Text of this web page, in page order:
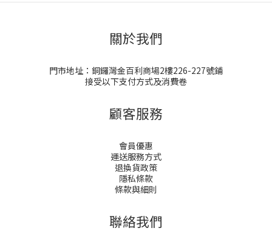
關於我們
門市地址：銅鑼灣金百利商場2樓226-227號鋪
接受以下支付方式及消費卷
顧客服務
會員優惠
運送服務方式
退換貨政策
隱私條款
條款與細則
聯絡我們